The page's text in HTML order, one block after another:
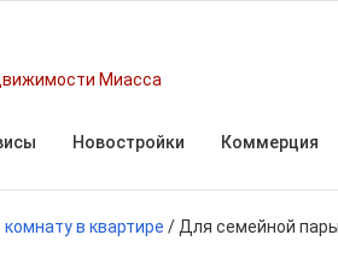
Миасса
Новостройки Коммерция
в квартире / Для семейной пары